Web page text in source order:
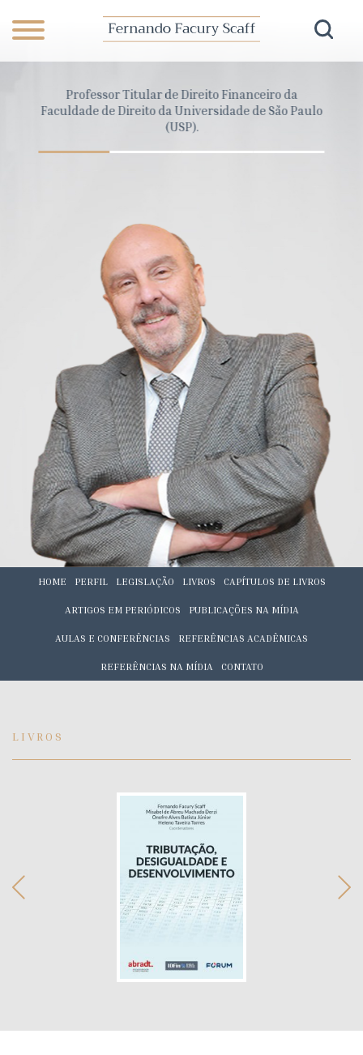
Professor Titular de Direito Financeiro da
Faculdade de Direito da Universidade de São Paulo
(USP).
HOME PERFIL LEGISLAÇÃO LIVROS CAPÍTULOS DE LIVROS
ARTIGOS EM PERIÓDICOS PUBLICAÇÕES NA MÍDIA
AULAS E CONFERÊNCIAS REFERÊNCIAS ACADÊMICAS
REFERÊNCIAS NA MÍDIA CONTATO
LIVROS